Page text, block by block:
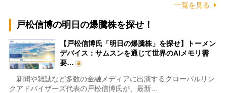
一覧を見る
戸松信博の明日の爆騰株を探せ！
【戸松信博氏「明日の爆騰株」を探せ】トーメン
デバイス：サムスンを通じて世界のAIメモリ需
要…
新聞や雑誌など多数の金融メディアに出演するグローバルリン
クアドバイザーズ代表の戸松信博氏が、最新…